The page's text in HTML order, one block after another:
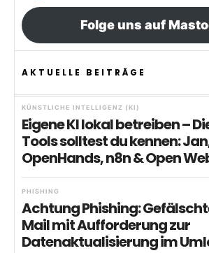
Folge uns auf
AKTUELLE BEITRÄGE
KÜNSTLICHE INTELLIGENZ (KI)
Eigene KI lokal betreiben –
Tools solltest du kennen:
OpenHands, n8n & Open
PHISHING
Achtung Phishing:
Mail mit Aufforderung zur
Datenaktualisierung im